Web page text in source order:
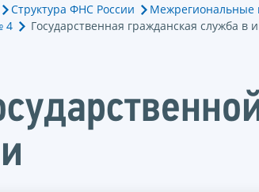
Структура ФНС России
Межрегиональные
4
Государственная гражданская служба в